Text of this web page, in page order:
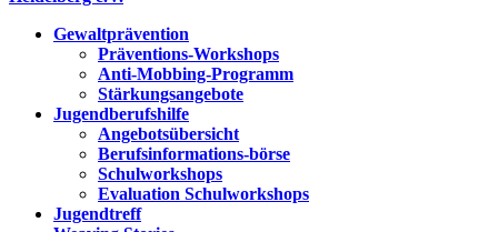
Gewaltprävention
Präventions-Workshops
Anti-Mobbing-Programm
Stärkungsangebote
Jugendberufshilfe
Angebotsübersicht
Berufsinformations-börse
Schulworkshops
Evaluation Schulworkshops
Jugendtreff